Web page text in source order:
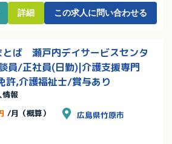
詳細 この求人に問い合わせる
とば 瀬戸内デイサービスセンタ
員/正社員(日勤)|介護支援専門
許,介護福祉士/賞与あり
情報
/月（概算） 広島県竹原市